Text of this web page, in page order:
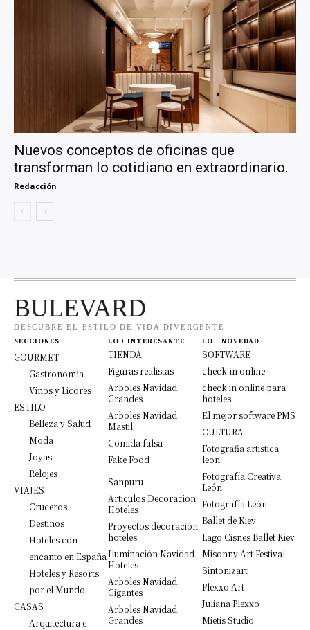
Nuevos conceptos de oficinas que
transforman lo cotidiano en extraordinario.
Redacción
BULEVARD
DESCUBRE EL ESTILO DE VIDA DIVERGENTE
SECCIONES
GOURMET
Gastronomía
Vinos y Licores
ESTILO
Belleza y Salud
Moda
Joyas
Relojes
VIAJES
Cruceros
Destinos
Hoteles con
encanto en España
Hoteles y Resorts
por el Mundo
CASAS
Arquitectura e
LO + INTERESANTE
TIENDA
Figuras realistas
Arboles Navidad
Grandes
Arboles Navidad
Mastil
Comida falsa
Fake Food
Sanpuru
Articulos Decoracion
Hoteles
Proyectos decoración
hoteles
Iluminación Navidad
Hoteles
Arboles Navidad
Gigantes
Arboles Navidad
Grandes
LO + NOVEDAD
SOFTWARE
check-in online
check in online para
hoteles
El mejor software PMS
CULTURA
Fotografia artistica
leon
Fotografía Creativa
León
Fotografía León
Ballet de Kiev
Lago Cisnes Ballet Kiev
Misonny Art Festival
Sintonizart
Plexxo Art
Juliana Plexxo
Mietis Studio